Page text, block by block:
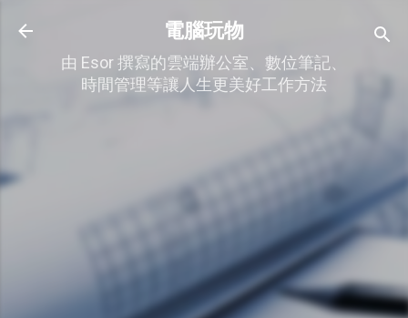
跳到主要內容
電腦玩物
由 Esor 撰寫的雲端辦公室、數位筆記、
時間管理等讓人生更美好工作方法